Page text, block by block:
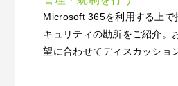
Microsoft 365を利用する上で
キュリティの勘所をご紹介。
望に合わせてディスカッショ